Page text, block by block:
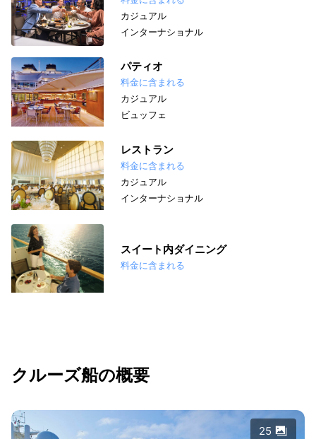
カジュアル
インターナショナル
パティオ
料金に含まれる
カジュアル
ビュッフェ
レストラン
料金に含まれる
カジュアル
インターナショナル
スイート内ダイニング
料金に含まれる
クルーズ船の概要
25